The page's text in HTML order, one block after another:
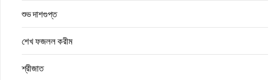
শুভ দাশগুপ্ত
শেখ ফজলল করীম
শ্রীজাত